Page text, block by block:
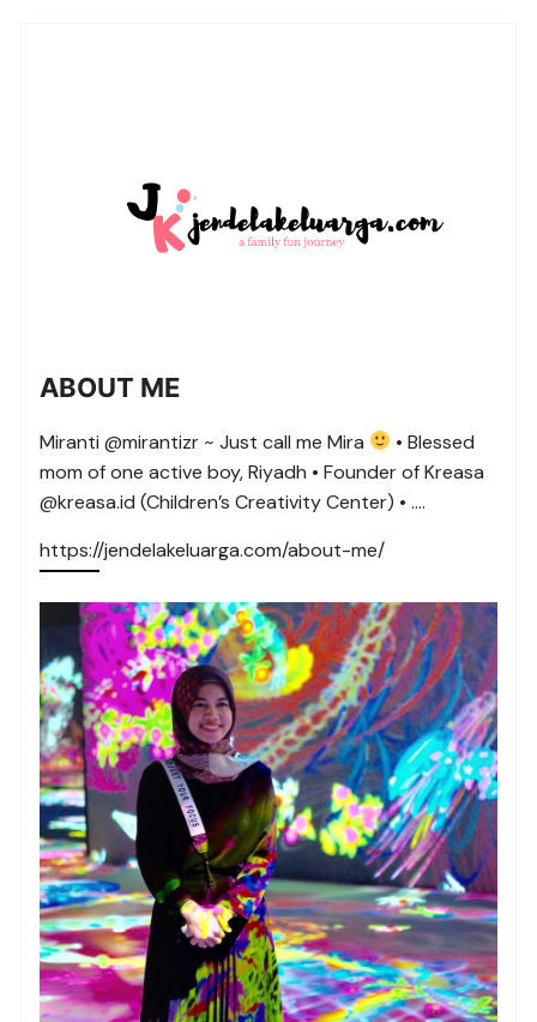
ABOUT ME
Miranti @mirantizr ~ Just call me Mira
• Blessed
mom of one active boy, Riyadh • Founder of Kreasa
@kreasa.id (Children’s Creativity Center) • ….
https://jendelakeluarga.com/about-me/